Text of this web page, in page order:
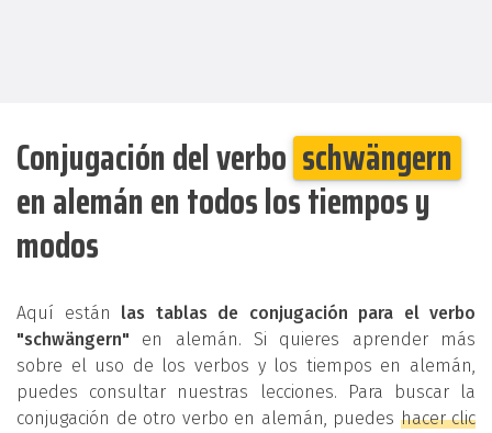
Conjugación del verbo schwängern
en alemán en todos los tiempos y
modos
Aquí están las tablas de conjugación para el verbo
"schwängern" en alemán. Si quieres aprender más
sobre el uso de los verbos y los tiempos en alemán,
puedes consultar nuestras lecciones. Para buscar la
conjugación de otro verbo en alemán, puedes hacer clic